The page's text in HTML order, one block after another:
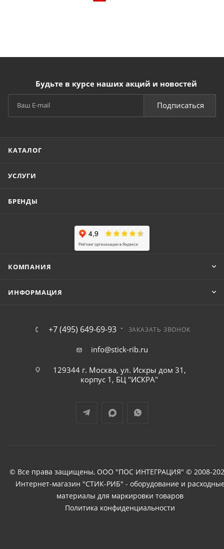
Будьте в курсе наших акций и новостей
Подписаться
КАТАЛОГ
УСЛУГИ
БРЕНДЫ
КОМПАНИЯ
ИНФОРМАЦИЯ
+7 (495) 649-69-93 ЗАКАЗАТЬ ЗВОНОК
info@stick-rib.ru
129344 г. Москва, ул. Искры дом 31,
корпус 1, БЦ "ИСКРА"
© Все права защищены, ООО "ПОС ИНТЕГРАЦИЯ" © 2008-
Интернет-магазин "СТИК-РИБ" - оборудование и
материалы для маркировки товаров
Политика конфиденциальности